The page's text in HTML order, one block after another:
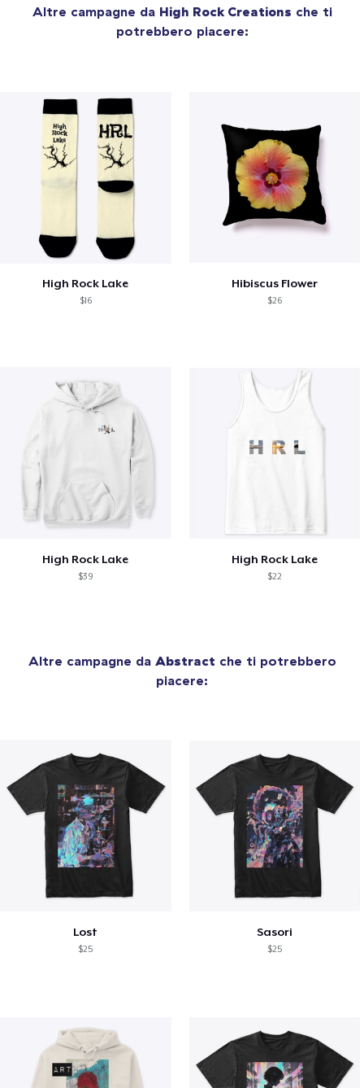
Altre campagne da High Rock Creations che ti
potrebbero piacere:
High Rock Lake
$16
Hibiscus Flower
$26
High Rock Lake
$39
High Rock Lake
$22
Altre campagne da Abstract che ti potrebbero
piacere:
Lost
$25
Sasori
$25